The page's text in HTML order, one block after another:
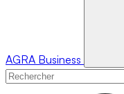
AGRA Business